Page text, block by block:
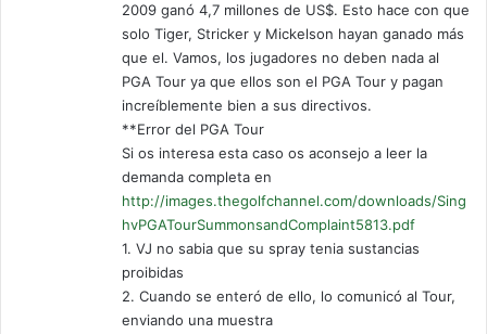
2009 ganó 4,7 millones de US$. Esto hace con que
solo Tiger, Stricker y Mickelson hayan ganado más
que el. Vamos, los jugadores no deben nada al
PGA Tour ya que ellos son el PGA Tour y pagan
increíblemente bien a sus directivos.
**Error del PGA Tour
Si os interesa esta caso os aconsejo a leer la
demanda completa en
http://images.thegolfchannel.com/downloads/Sing
hvPGATourSummonsandComplaint5813.pdf
1. VJ no sabia que su spray tenia sustancias
proibidas
2. Cuando se enteró de ello, lo comunicó al Tour,
enviando una muestra